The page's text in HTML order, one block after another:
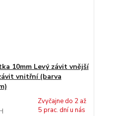
10mm Levý závit vnější
vnitřní (barva
Zvyčajne do 2 až
5 prac. dní u nás